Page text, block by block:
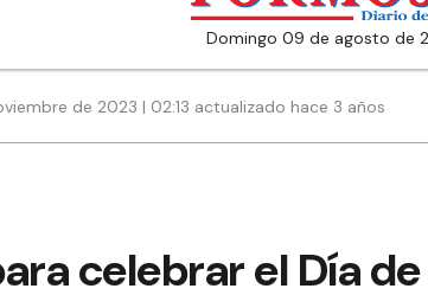
domingo 09 de agosto de
de 2023 | 02:13 actualizado hace 3 años
celebrar el Día